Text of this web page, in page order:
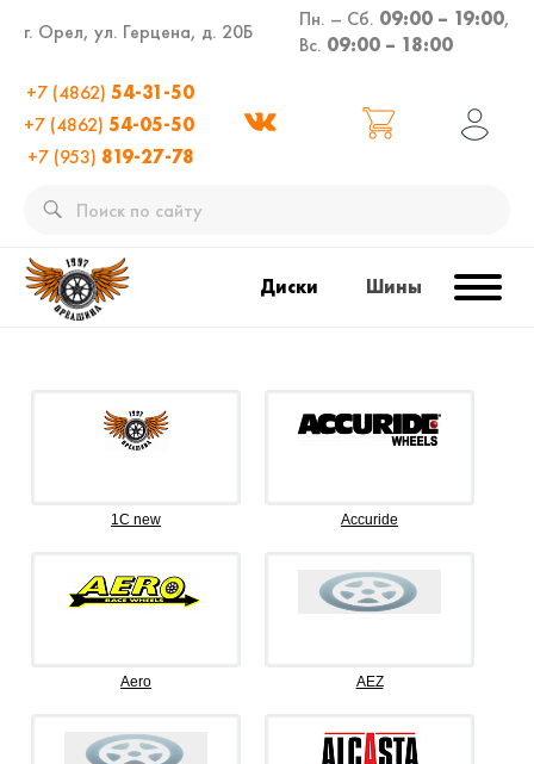
г. Орел, ул. Герцена, д. 20Б
Пн. – Сб. 09:00 – 19:00,
Вс. 09:00 – 18:00
+7 (4862) 54-31-50
+7 (4862) 54-05-50
+7 (953) 819-27-78
Диски Шины
1C new Accuride
Aero AEZ